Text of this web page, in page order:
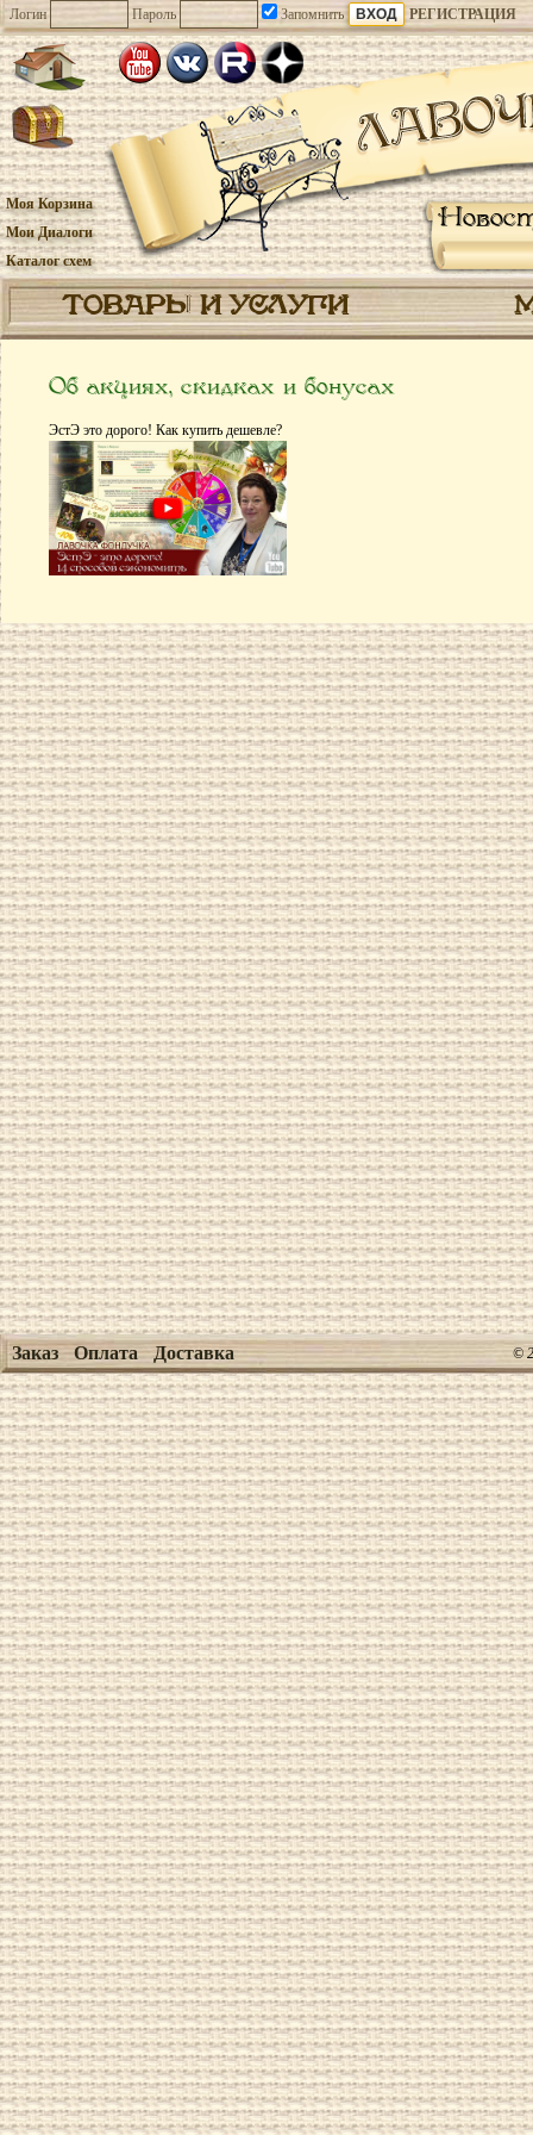
Логин Пароль Запомнить РЕГИСТРАЦИЯ
Моя Корзина
Мои Диалоги
Каталог схем
ТОВАРЫ И УСЛУГИ
Об акциях, скидках и бонусах
ЭстЭ это дорого! Как купить дешевле?
Заказ Оплата Доставка ©